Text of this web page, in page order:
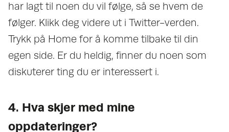
har lagt til noen du vil følge, så se hvem de
følger. Klikk deg videre ut i Twitter-verden.
Trykk på Home for å komme tilbake til din
egen side. Er du heldig, finner du noen som
diskuterer ting du er interessert i.
4. Hva skjer med mine
oppdateringer?